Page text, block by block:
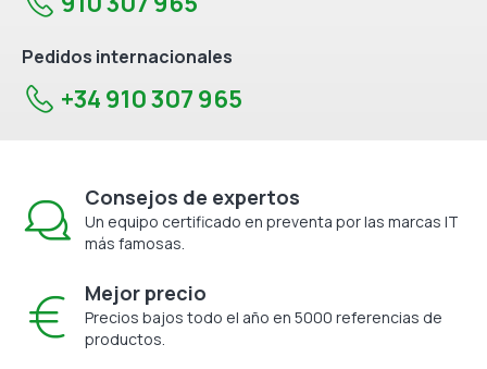
Pedidos internacionales
+34 910 307 965
Consejos de expertos
Un equipo certificado en preventa por las marcas IT
más famosas.
Mejor precio
Precios bajos todo el año en 5000 referencias de
productos.